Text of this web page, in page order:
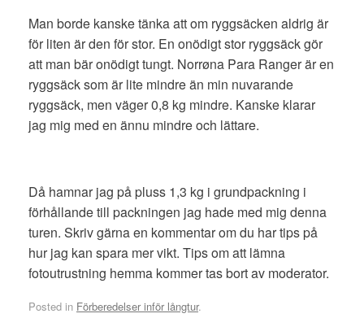
Man borde kanske tänka att om ryggsäcken aldrig är
för liten är den för stor. En onödigt stor ryggsäck gör
att man bär onödigt tungt. Norrøna Para Ranger är en
ryggsäck som är lite mindre än min nuvarande
ryggsäck, men väger 0,8 kg mindre. Kanske klarar
jag mig med en ännu mindre och lättare.
Då hamnar jag på pluss 1,3 kg i grundpackning i
förhållande till packningen jag hade med mig denna
turen. Skriv gärna en kommentar om du har tips på
hur jag kan spara mer vikt. Tips om att lämna
fotoutrustning hemma kommer tas bort av moderator.
Posted in Förberedelser inför långtur.